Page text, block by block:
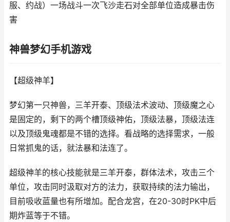
服、约战）一场战斗一次飞沙走石对全部单位造成暴击伤
害
神兽梦幻手机游戏
【超级神羊】
梦幻第一只神兽，三羊开泰、顶级法术波动、顶级魔之心
是固定的，剩下的两个槽顶级神佑，顶级法暴，顶级法连
以及顶级鬼魂都是不错的选择。看战略的选择需求，一般
日常抓鬼的话，就法暴和法连了。
超级神羊的核心技能就是三羊开泰，群体法术，攻击三个
单位，攻击同时汲取对方的法力，获取持续的法力输出，
目前吸收蓝量也有所增加。配合龙宫，在20-30时PK中后
期炸蓝等于不错。